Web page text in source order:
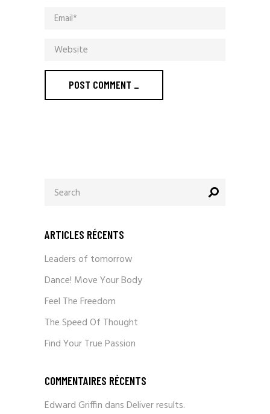
POST COMMENT _
ARTICLES RÉCENTS
Leaders of tomorrow
Dance! Move Your Body
Feel The Freedom
The Speed Of Thought
Find Your True Passion
COMMENTAIRES RÉCENTS
Edward Griffin dansDeliver results.